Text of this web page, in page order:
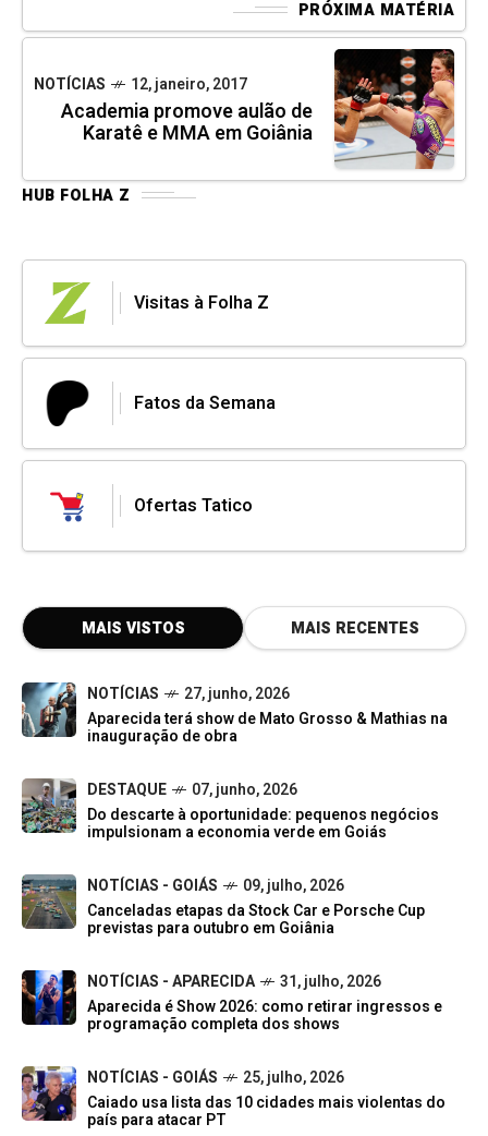
PRÓXIMA MATÉRIA
NOTÍCIAS 12, janeiro, 2017
Academia promove aulão de
Karatê e MMA em Goiânia
HUB FOLHA Z
Visitas à Folha Z
Fatos da Semana
Ofertas Tatico
MAIS VISTOS MAIS RECENTES
NOTÍCIAS
27, junho, 2026
Aparecida terá show de Mato Grosso & Mathias na
inauguração de obra
DESTAQUE
07, junho, 2026
Do descarte à oportunidade: pequenos negócios
impulsionam a economia verde em Goiás
NOTÍCIAS - GOIÁS
09, julho, 2026
Canceladas etapas da Stock Car e Porsche Cup
previstas para outubro em Goiânia
NOTÍCIAS - APARECIDA
31, julho, 2026
Aparecida é Show 2026: como retirar ingressos e
programação completa dos shows
NOTÍCIAS - GOIÁS
25, julho, 2026
Caiado usa lista das 10 cidades mais violentas do
país para atacar PT